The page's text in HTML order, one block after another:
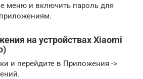
меню и включить пароль для
на устройствах Xiaomi
и перейдите в Приложения ->